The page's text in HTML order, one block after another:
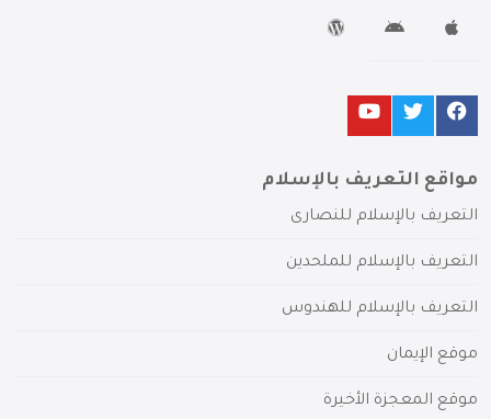
مواقع التعريف بالإسلام
التعريف بالإسلام للنصارى
التعريف بالإسلام للملحدين
التعريف بالإسلام للهندوس
موقع الإيمان
موقع المعجزة الأخيرة